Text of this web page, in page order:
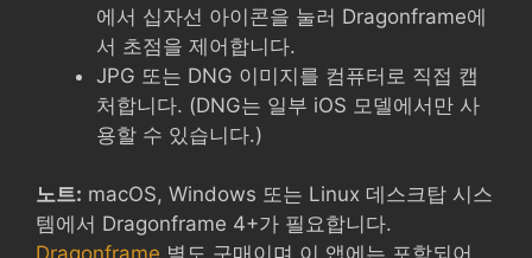
에서 십자선 아이콘을 눌러 Dragonframe에
서 초점을 제어합니다.
JPG 또는 DNG 이미지를 컴퓨터로 직접 캡
처합니다. (DNG는 일부 iOS 모델에서만 사
용할 수 있습니다.)
노트: macOS, Windows 또는 Linux 데스크탑 시스
템에서 Dragonframe 4+가 필요합니다.
Dragonframe 별도 구매이며 이 앱에는 포함되어